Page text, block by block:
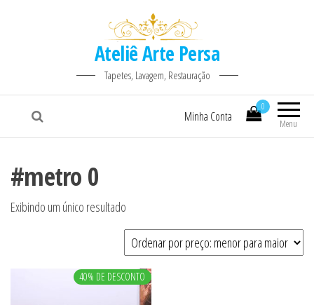
Ateliê Arte Persa
Tapetes, Lavagem, Restauração
Menu
0
Minha Conta
#metro 0
Exibindo um único resultado
40% DE DESCONTO